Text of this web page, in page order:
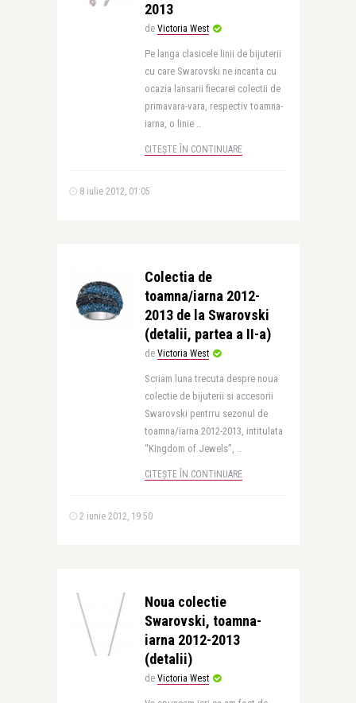
2013
de Victoria West
Pe langa clasicele linii de bijuterii
cu care Swarovski ne incanta cu
ocazia lansarii fiecarei colectii de
primavara-vara, respectiv toamna-
iarna, o linie ..
CITEȘTE ÎN CONTINUARE
8 iulie 2012, 01:05
Colectia de
toamna/iarna 2012-
2013 de la Swarovski
(detalii, partea a II-a)
de Victoria West
Scriam luna trecuta despre noua
colectie de bijuterii si accesorii
Swarovski pentrru sezonul de
toamna/iarna 2012-2013, intitulata
“Kingdom of Jewels”, ..
CITEȘTE ÎN CONTINUARE
2 iunie 2012, 19:50
Noua colectie
Swarovski, toamna-
iarna 2012-2013
(detalii)
de Victoria West